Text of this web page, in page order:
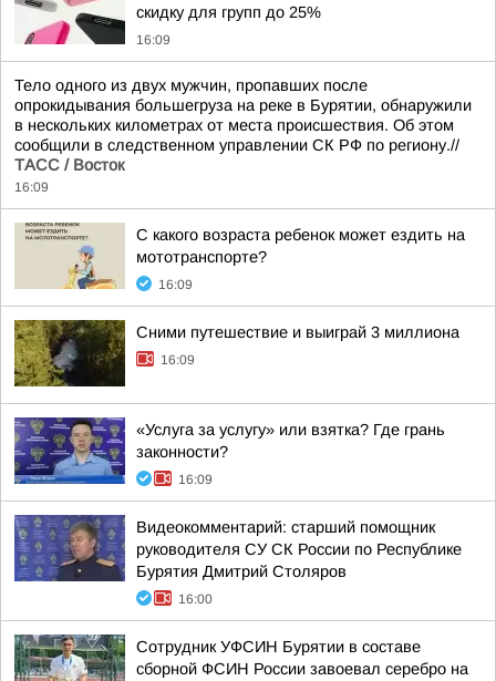
скидку для групп до 25%
16:09
Тело одного из двух мужчин, пропавших после
опрокидывания большегруза на реке в Бурятии, обнаружили
в нескольких километрах от места происшествия. Об этом
сообщили в следственном управлении СК РФ по региону.//
ТАСС / Восток
16:09
С какого возраста ребенок может ездить на
мототранспорте?
16:09
Сними путешествие и выиграй 3 миллиона
16:09
«Услуга за услугу» или взятка? Где грань
законности?
16:09
Видеокомментарий: старший помощник
руководителя СУ СК России по Республике
Бурятия Дмитрий Столяров
16:00
Сотрудник УФСИН Бурятии в составе
сборной ФСИН России завоевал серебро на